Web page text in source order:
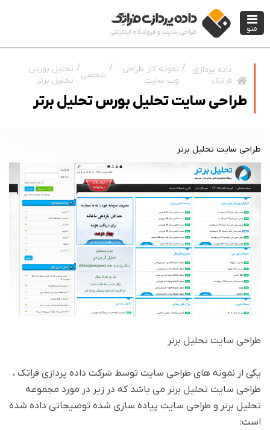
داده پردازی
فراتک
نمونه کار طراحی
وب سایت
شخصی
تحلیل بورس
تحلیل برتر
طراحی سایت تحلیل بورس تحلیل برتر
طراحی سایت تحلیل برتر
طراحی سایت تحلیل برتر
یکی از نمونه های طراحی سایت توسط شرکت داده پردازی فراتک ،
طراحی سایت تحلیل برتر می باشد که در زیر در مورد مجموعه
تحلیل برتر و طراحی سایت پیاده سازی شده توضیحاتی داده شده
است:
منو